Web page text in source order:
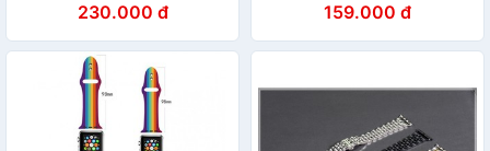
230.000 đ 159.000 đ